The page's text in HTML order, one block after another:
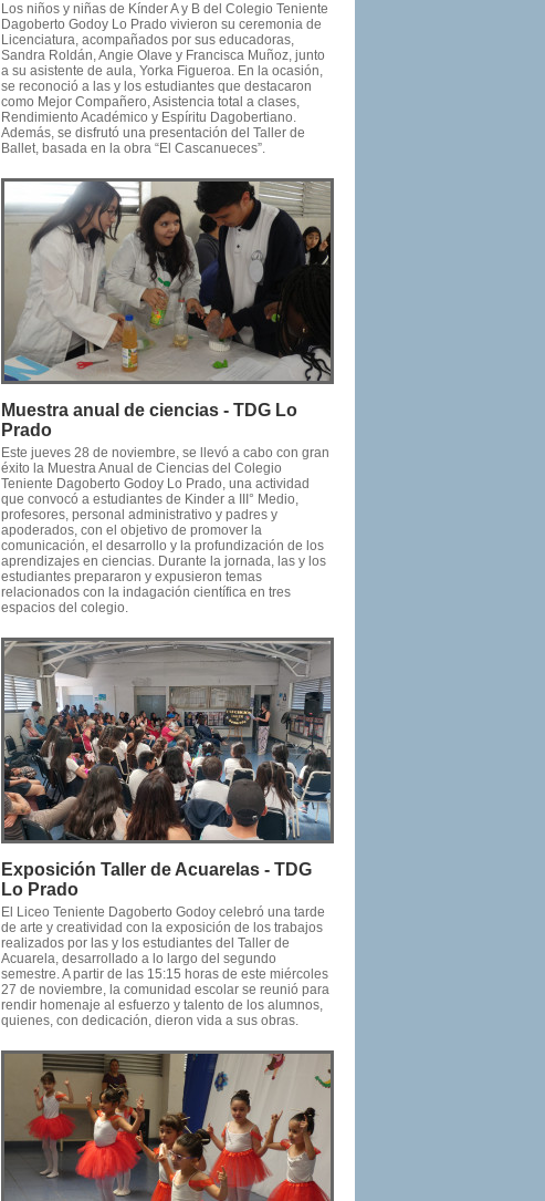
Los niños y niñas de Kínder A y B del Colegio Teniente
Dagoberto Godoy Lo Prado vivieron su ceremonia de
Licenciatura, acompañados por sus educadoras,
Sandra Roldán, Angie Olave y Francisca Muñoz, junto
a su asistente de aula, Yorka Figueroa. En la ocasión,
se reconoció a las y los estudiantes que destacaron
como Mejor Compañero, Asistencia total a clases,
Rendimiento Académico y Espíritu Dagobertiano.
Además, se disfrutó una presentación del Taller de
Ballet, basada en la obra “El Cascanueces”.
Muestra anual de ciencias - TDG Lo
Prado
Este jueves 28 de noviembre, se llevó a cabo con gran
éxito la Muestra Anual de Ciencias del Colegio
Teniente Dagoberto Godoy Lo Prado, una actividad
que convocó a estudiantes de Kinder a III° Medio,
profesores, personal administrativo y padres y
apoderados, con el objetivo de promover la
comunicación, el desarrollo y la profundización de los
aprendizajes en ciencias. Durante la jornada, las y los
estudiantes prepararon y expusieron temas
relacionados con la indagación científica en tres
espacios del colegio.
Exposición Taller de Acuarelas - TDG
Lo Prado
El Liceo Teniente Dagoberto Godoy celebró una tarde
de arte y creatividad con la exposición de los trabajos
realizados por las y los estudiantes del Taller de
Acuarela, desarrollado a lo largo del segundo
semestre. A partir de las 15:15 horas de este miércoles
27 de noviembre, la comunidad escolar se reunió para
rendir homenaje al esfuerzo y talento de los alumnos,
quienes, con dedicación, dieron vida a sus obras.